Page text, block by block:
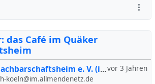
das Café im Quäker
vor 3 Jahren
e. V. (inoffiziell)
koeln@im.allmendenetz.de